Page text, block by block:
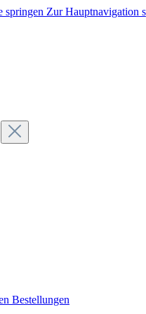
springen Zur Hauptnavigation
Bestellungen